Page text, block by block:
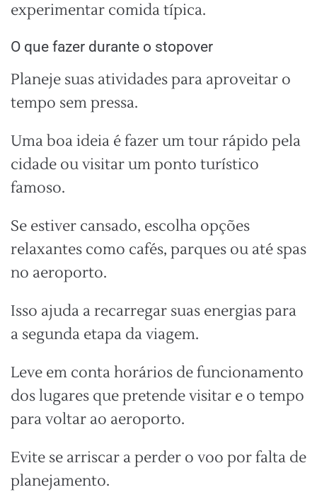
experimentar comida típica.
O que fazer durante o stopover
Planeje suas atividades para aproveitar o
tempo sem pressa.
Uma boa ideia é fazer um tour rápido pela
cidade ou visitar um ponto turístico
famoso.
Se estiver cansado, escolha opções
relaxantes como cafés, parques ou até spas
no aeroporto.
Isso ajuda a recarregar suas energias para
a segunda etapa da viagem.
Leve em conta horários de funcionamento
dos lugares que pretende visitar e o tempo
para voltar ao aeroporto.
Evite se arriscar a perder o voo por falta de
planejamento.